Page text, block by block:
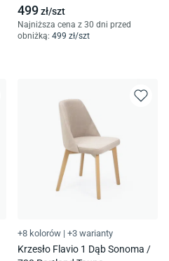
499zł/szt
Najniższa cena z 30 dni przed
obniżką: 499 zł/szt
+8 kolorów | +3 warianty
Krzesło Flavio 1 Dąb Sonoma /